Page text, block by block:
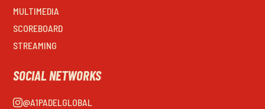
MULTIMEDIA
SCOREBOARD
STREAMING
SOCIAL NETWORKS
@A1PADELGLOBAL